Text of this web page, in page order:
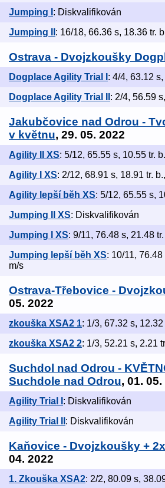
Jumping I : Diskvalifikován
Jumping II : 16/18, 66.36 s, 18.36 tr.
Ostrava - Dvojzkoušky
Dogplace Agility Trial I : 4/4, 63.12
Dogplace Agility Trial II : 2/4, 56.59
Jakubčovice nad Odrou -
v květnu, 29. 05. 2022
Agility II XS: 5/12, 65.55 s, 10.55 tr.
Agility I XS: 2/12, 68.91 s, 18.91 tr.
Agility lepší běh XS: 5/12, 65.55 s,
Jumping II XS: Diskvalifikován
Jumping I XS: 9/11, 76.48 s, 21.48
Jumping lepší běh XS: 10/11,
m/s
Ostrava-Třebovice -
05. 2022
zkouška XSA2 1: 1/3, 67.32 s,
zkouška XSA2 2: 1/3, 52.21 s, 2.21
Suchdol nad Odrou -
Suchdole nad Odrou, 01. 05.
Agility Trial I : Diskvalifikován
Agility Trial II : Diskvalifikován
Kaňovice - Dvojzkoušky +
04. 2022
1. Zkouška XSA2: 2/2, 80.09 s,